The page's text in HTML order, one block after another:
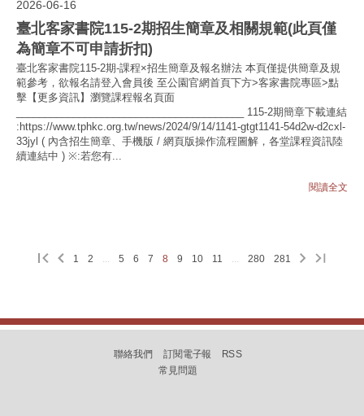
2026-06-16
臺北客家書院115-2期招生簡章及相關規範(此頁僅
為簡章不可申請折扣)
臺北客家書院115-2期-課程×招生簡章及報名辦法 本頁僅提供簡章及規
範參考，欲報名請登入會員後 至公園官網首頁下方>客家書院專區>點
擊【更多資訊】瀏覽課程報名頁面
________________________________________ 115-2期簡章下載連結
:https://www.tphkc.org.tw/news/2024/9/14/1141-gtgt1141-54d2w-d2cxl-
33jyl ( 內含招生簡章、手機版 / 網頁版操作流程圖解，各堂課程資訊陸
續連結中 ) ※:若您有...
閱讀全文
1 2 5 6 7 8 9 10 11 280 281
聯絡我們 訂閱電子報
RSS
常見問題